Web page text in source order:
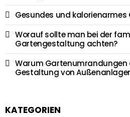
Gesundes und kalorienarmes
Worauf sollte man bei der
Gartengestaltung achten?
Warum Gartenumrandungen
Gestaltung von
KATEGORIEN